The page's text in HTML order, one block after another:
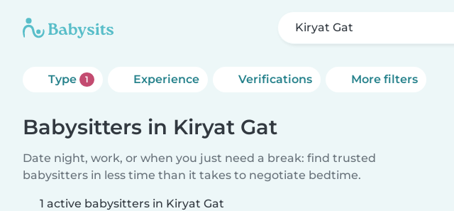
Kiryat Gat
Type 1 Experience Verifications More filters
Babysitters in Kiryat Gat
Date night, work, or when you just need a break: find trusted
babysitters in less time than it takes to negotiate bedtime.
1 active babysitters in Kiryat Gat